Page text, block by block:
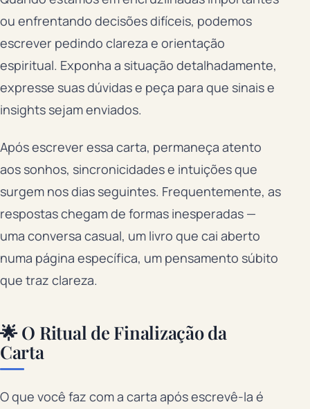
ou enfrentando decisões difíceis, podemos
escrever pedindo clareza e orientação
espiritual. Exponha a situação detalhadamente,
expresse suas dúvidas e peça para que sinais e
insights sejam enviados.
Após escrever essa carta, permaneça atento
aos sonhos, sincronicidades e intuições que
surgem nos dias seguintes. Frequentemente, as
respostas chegam de formas inesperadas —
uma conversa casual, um livro que cai aberto
numa página específica, um pensamento súbito
que traz clareza.
🌟 O Ritual de Finalização da
Carta
O que você faz com a carta após escrevê-la é